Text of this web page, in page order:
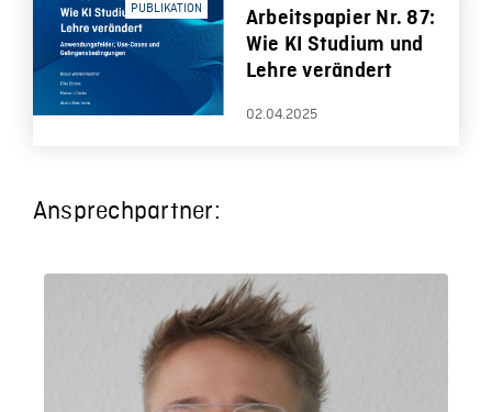
PUBLIKATION
Arbeitspapier Nr. 87:
Wie KI Studium und
Lehre verändert
02.04.2025
Ansprechpartner: